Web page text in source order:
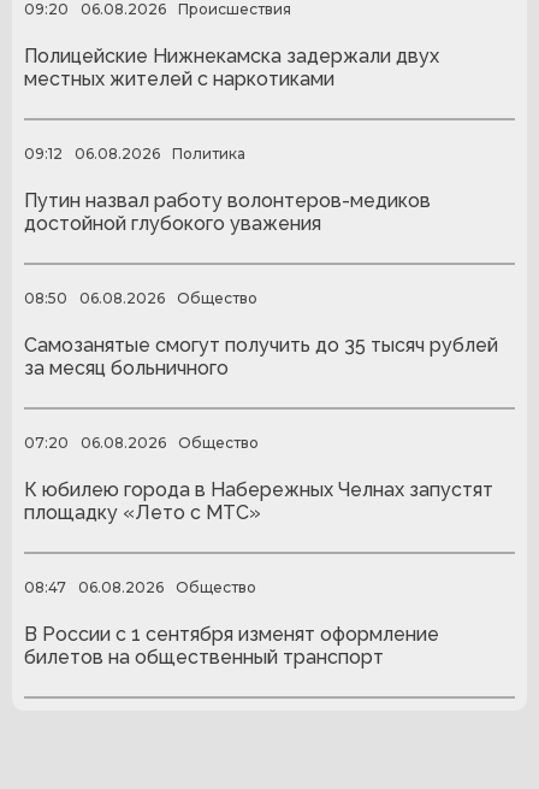
09:20 06.08.2026 Происшествия
Полицейские Нижнекамска задержали двух
местных жителей с наркотиками
09:12 06.08.2026 Политика
Путин назвал работу волонтеров-медиков
достойной глубокого уважения
08:50 06.08.2026 Общество
Самозанятые смогут получить до 35 тысяч рублей
за месяц больничного
07:20 06.08.2026 Общество
К юбилею города в Набережных Челнах запустят
площадку «Лето с МТС»
08:47 06.08.2026 Общество
В России с 1 сентября изменят оформление
билетов на общественный транспорт